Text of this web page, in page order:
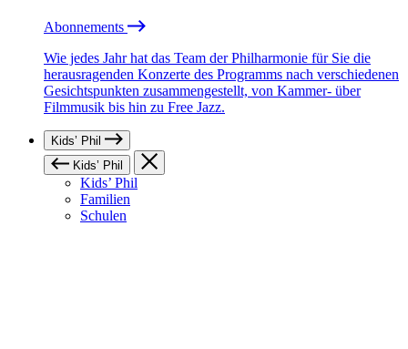
Abonnements
Wie jedes Jahr hat das Team der Philharmonie für Sie die
herausragenden Konzerte des Programms nach verschiedenen
Gesichtspunkten zusammengestellt, von Kammer- über
Filmmusik bis hin zu Free Jazz.
Kids’ Phil
Kids’ Phil
Kids’ Phil
Familien
Schulen